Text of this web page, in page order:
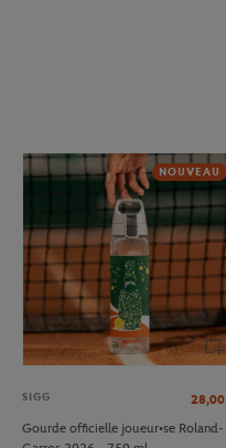
NOUVEAU
SIGG 28,00
Gourde officielle joueur•se Roland-